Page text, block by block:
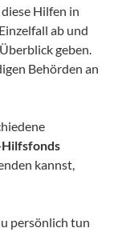
Hilfen in
ab und
geben.
Behörden an
kannst,
persönlich tun